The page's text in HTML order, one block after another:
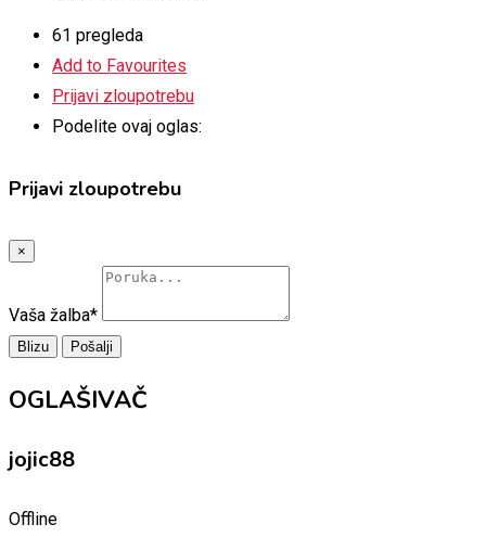
61 pregleda
Add to Favourites
Prijavi zloupotrebu
Podelite ovaj oglas:
Prijavi zloupotrebu
×
Vaša žalba*
Blizu Pošalji
OGLAŠIVAČ
jojic88
Offline